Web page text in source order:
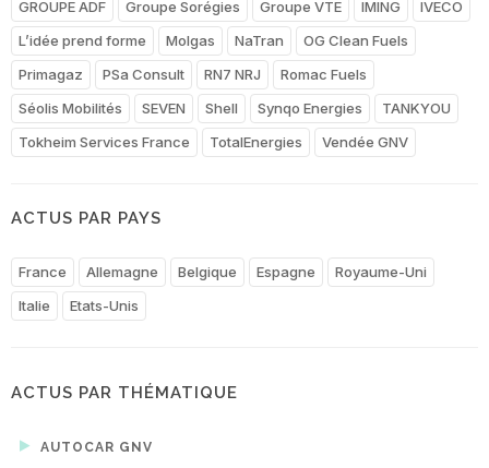
GROUPE ADF
Groupe Sorégies Groupe VTE IMING
IVECO
L’idée prend forme
Molgas NaTran
OG Clean Fuels
Primagaz
PSa Consult RN7 NRJ
Romac Fuels
Séolis Mobilités
SEVEN Shell Synqo Energies
TANKYOU
Tokheim Services France
TotalEnergies Vendée GNV
ACTUS PAR PAYS
France Allemagne Belgique Espagne
Royaume-Uni
Italie
Etats-Unis
ACTUS PAR THÉMATIQUE
AUTOCAR GNV